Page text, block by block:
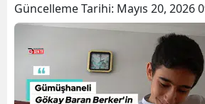
Bursa
Çankırı
Güncelleme Tarihi: Mayıs 20, 2026